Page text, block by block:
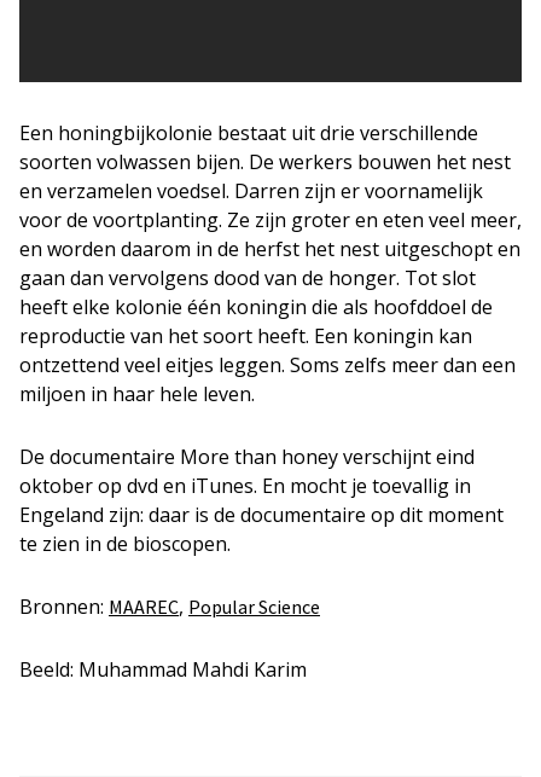
Een honingbijkolonie bestaat uit drie verschillende
soorten volwassen bijen. De werkers bouwen het nest
en verzamelen voedsel. Darren zijn er voornamelijk
voor de voortplanting. Ze zijn groter en eten veel meer,
en worden daarom in de herfst het nest uitgeschopt en
gaan dan vervolgens dood van de honger. Tot slot
heeft elke kolonie één koningin die als hoofddoel de
reproductie van het soort heeft. Een koningin kan
ontzettend veel eitjes leggen. Soms zelfs meer dan een
miljoen in haar hele leven.
De documentaire More than honeyverschijnt eind
oktober op dvd en iTunes. En mocht je toevallig in
Engeland zijn: daar is de documentaire op dit moment
te zien in de bioscopen.
Bronnen: MAAREC, Popular Science
Beeld: Muhammad Mahdi Karim